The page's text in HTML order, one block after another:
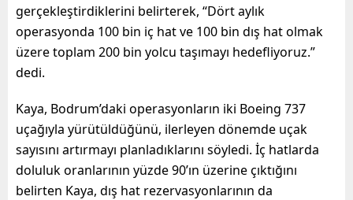
gerçekleştirdiklerini belirterek, “Dört aylık
operasyonda 100 bin iç hat ve 100 bin dış hat olmak
üzere toplam 200 bin yolcu taşımayı hedefliyoruz.”
dedi.
Kaya, Bodrum’daki operasyonların iki Boeing 737
uçağıyla yürütüldüğünü, ilerleyen dönemde uçak
sayısını artırmayı planladıklarını söyledi. İç hatlarda
doluluk oranlarının yüzde 90’ın üzerine çıktığını
belirten Kaya, dış hat rezervasyonlarının da